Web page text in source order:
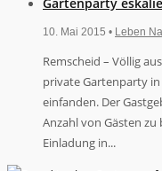
10. Mai 2015 • Leben
Remscheid – Völlig
private Gartenparty in
einfanden. Der
Anzahl von Gästen
Einladung in...